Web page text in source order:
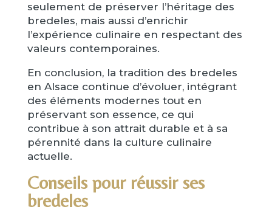
seulement de préserver l’héritage des
bredeles, mais aussi d’enrichir
l’expérience culinaire en respectant des
valeurs contemporaines.
En conclusion, la tradition des bredeles
en Alsace continue d’évoluer, intégrant
des éléments modernes tout en
préservant son essence, ce qui
contribue à son attrait durable et à sa
pérennité dans la culture culinaire
actuelle.
Conseils pour réussir ses
bredeles